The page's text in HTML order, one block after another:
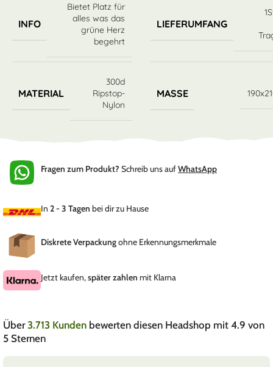
INFO
Bietet Platz für
alles was das
grüne Herz
begehrt
LIEFERUMFANG
MATERIAL
300d
Ripstop-
Nylon
MASSE
Fragen zum Produkt? Schreib uns aufWhatsApp
In 2 - 3 Tagen bei dir zu Hause
Diskrete Verpackungohne Erkennungsmerkmale
Jetzt kaufen,später zahlen mit Klarna
Über3.713 Kunden bewerten diesen Headshop mit 4.9 von
5 Sternen